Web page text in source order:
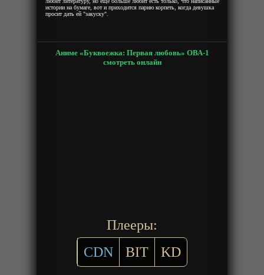
истории на бумаге, вот и приходится парню корпеть, когда девушка
просит дать ей "закуску".
Аниме «Буквоежка: Первая любовь» ОВА-1
смотреть онлайн
Плееры:
CDN
BIT KD